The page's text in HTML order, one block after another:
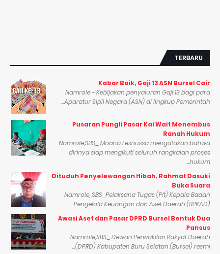
TERBARU
Kabar Baik, Gaji 13 ASN Bursel Cair
Namrole - Kebijakan penyaluran Gaji 13 bagi para
Aparatur Sipil Negara (ASN) di lingkup Pemerintah...
Pusaran Pungli Pasar Kai Wait Menembus
Ranah Hukum
Namrole,SBS_ Moana Lesnussa mengatakan bahwa
dirinya siap mengikuti seluruh rangkaian proses
hukum...
Dituduh Penyelewangan Hibah, Rahmat Dasuki
Buka Suara
Namrole, SBS_Pelaksana Tugas (Plt) Kepala Badan
Pengelola Keuangan dan Aset Daerah (BPKAD)...
Awasi Aset dan Pasar DPRD Bursel Bentuk Dua
Pansus
Namrole,SBS_ Dewan Perwakilan Rakyat Daerah
(DPRD) Kabupaten Buru Selatan (Bursel) resmi...